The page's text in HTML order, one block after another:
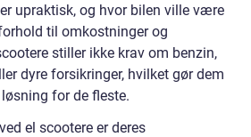
upraktisk, og hvor bilen ville være
til omkostninger og
stiller ikke krav om benzin,
dyre forsikringer, hvilket gør dem
for de fleste.
el scootere er deres